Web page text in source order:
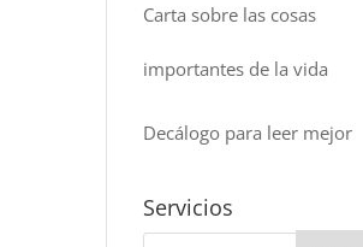
Carta sobre las cosas
importantes de la vida
Decálogo para leer mejor
Servicios